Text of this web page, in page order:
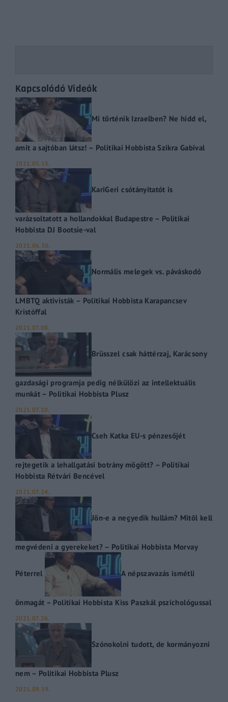
Kapcsolódó Videók
Mi történik Izraelben? Ne hidd el,
amit a sajtóban látsz! – Politikai Hobbista Szikra Gabival
2021.05.15.
KariGeri csótányitatót is
varázsoltatott a hollandokkal Budapestre – Politikai
Hobbista DJ Bootsie-val
2021.06.30.
Normális melegek vs. páváskodó
LMBTQ aktivisták – Politikai Hobbista Karapancsev
Kristóffal
2021.07.08.
Brüsszel csak háttérzaj, Karácsony
gazdasági programja pedig nélkülözi az intellektuális
munkát – Politikai Hobbista Plusz
2021.07.10.
Cseh Katka EU-s pénzesőjét
rejtegetik a lehallgatási botrány mögött? – Politikai
Hobbista Rétvári Bencével
2021.07.24.
Jön-e a negyedik hullám? Mitől kell
megvédeni a gyerekeket? – Politikai Hobbista Morvay
Péterrel A népszavazás ismétli
önmagát – Politikai Hobbista Kiss Paszkál pszichológussal
2021.07.26.
Szónokolni tudott, de kormányozni
nem – Politikai Hobbista Plusz
2021.09.19.